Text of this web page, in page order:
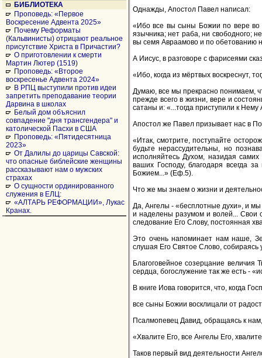
БИБЛИОТЕКА
Проповедь: «Первое
Воскресение Адвента 2025»
Почему Реформаты
(Кальвинисты) отрицают реальное
присутствие Христа в Причастии?
О приготовлении к смерти
Мартин Лютер (1519)
Проповедь: «Второе
воскресенье Адвента 2024»
В РПЦ выступили против идеи
запретить преподавание теории
Дарвина в школах
Белый дом объяснил
совпадение "дня трансгендера" и
католической Пасхи в США
Проповедь: «Пятидесятница
2023»
От Далилы до царицы Савской:
что опасные библейские женщины
рассказывают нам о мужских
страхах
О сущности ординированного
служения в ЕЛЦ:
«АЛТАРЬ РЕФОРМАЦИИ», Лукас
Кранах.
Однажды, Апостол Павел написал:
«Ибо все вы сыны Божии по вере во
язычника; нет раба, ни свободного;
вы семя Авраамово и по обетованию
А Иисус, в разговоре с фарисеями
«Ибо, когда из мёртвых воскреснут,
Думаю, все мы прекрасно понимаем,
прежде всего в жизни, вере и
сатаны и: «...тогда приступили к
Апостол же Павел призывает нас в
«Итак, смотрите, поступайте
будьте нерассудительны, но
исполняйтесь Духом, назидая
ваших Господу, благодаря всегда
Божием...» (Еф.5).
Что же мы знаем о жизни и
Да, Ангелы - «бесплотные духи», и
и наделены разумом и волей... Свои
следование Его Слову, постоянная
Это очень напоминает нам наше,
слушая Его Святое Слово, собираясь
Благоговейное созерцание величия
сердца, богослужение так же есть -
В книге Иова говорится, что, когда
все сыны Божии восклицали от
Псалмопевец Давид, обращаясь к
«Хвалите Его, все Ангелы Его,
Таков первый вид деятельности